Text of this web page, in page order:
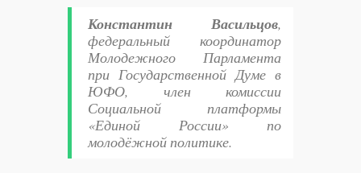
Константин Васильцов,
федеральный координатор
Молодежного Парламента
при Государственной Думе в
ЮФО, член комиссии
Социальной платформы
«Единой России» по
молодёжной политике.